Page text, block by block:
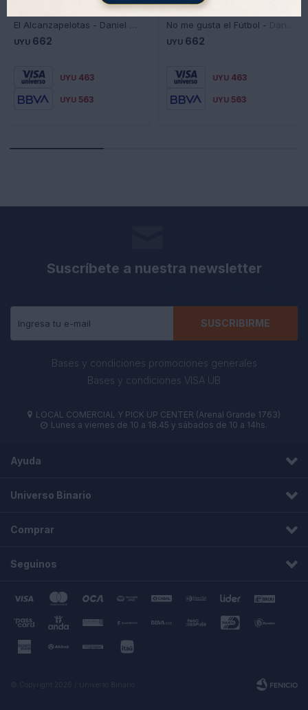
El Alcanzapelotas - Daniel Baldi
UYU 662
UYU 463
UYU 563
UYU 662
UYU 463
UYU 563
Suscríbete a nuestra newsletter
SUSCRIBIRME
Bases y condiciones promociones generales
Bases y condiciones VISA UB
 LOCAL COMERCIAL Y PICK UP CENTER (Arenal Grande 1763)
 Lunes a viernes de 10 a 18.45 y sábados de 10 a 14hs.
Ayuda
Universo Binario
Comprar
Seguinos